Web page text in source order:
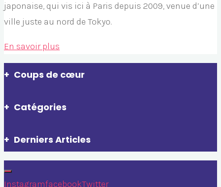
japonaise, qui vis ici à Paris depuis 2009, venue d’une
ville juste au nord de Tokyo.
En savoir plus
!"
Coups de cœur
Catégories
Derniers Articles
InstagramfacebookTwitter